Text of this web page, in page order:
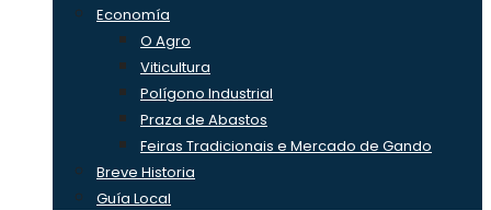
Economía
O Agro
Viticultura
Polígono Industrial
Praza de Abastos
Feiras Tradicionais e Mercado de Gando
Breve Historia
Guía Local